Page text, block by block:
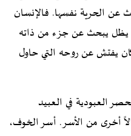
عن الحرية نفسها. فالإنسان
يظل يبحث عن جزء من ذاته
يفتش عن روحه التي حاول
العبودية في العبيد
من الأسر. أسر الخوف،